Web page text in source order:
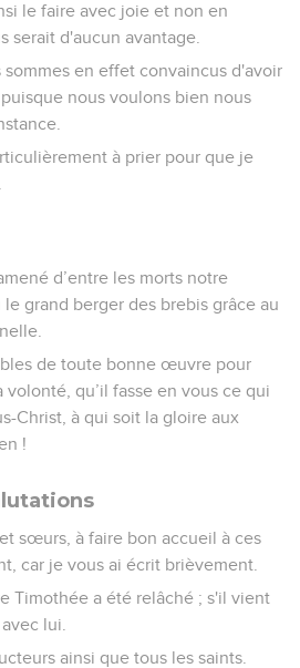
le faire avec joie et non en
serait d'aucun avantage.
sommes en effet convaincus d'avoir
nous voulons bien nous
à prier pour que je
d’entre les morts notre
grand berger des brebis grâce au
de toute bonne œuvre pour
qu’il fasse en vous ce qui
Christ, à qui soit la gloire aux
!
sœurs, à faire bon accueil à ces
car je vous ai écrit brièvement.
Timothée a été relâché ; s'il vient
lui.
ainsi que tous les saints.